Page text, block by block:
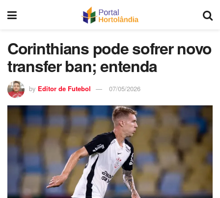
Corinthians pode sofrer novo
transfer ban; entenda
by Editor de Futebol 07/05/2026